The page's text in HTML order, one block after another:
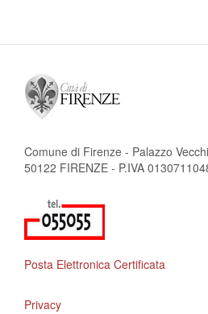
Comune di Firenze - Palazzo
50122 FIRENZE - P.IVA
Posta Elettronica Certificata
Privacy